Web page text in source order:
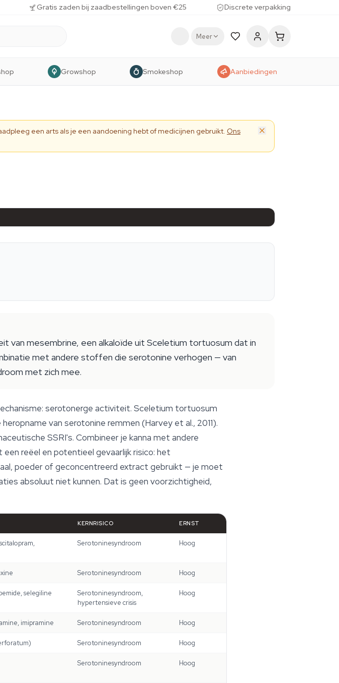
Gratis zaden bij zaadbestellingen boven €25 Discrete verpakking
Meer
Growshop Smokeshop Aanbiedingen
een arts als je een aandoening hebt of medicijnen gebruikt. Ons
van mesembrine, een alkaloïde uit Sceletium tortuosum dat in
met andere stoffen die serotonine verhogen — van
met zich mee.
serotonerge activiteit. Sceletium tortuosum
van serotonine remmen (Harvey et al., 2011).
SSRI's. Combineer je kanna met andere
reëel en potentieel gevaarlijk risico: het
poeder of geconcentreerd extract gebruikt — je moet
absoluut niet kunnen. Dat is geen voorzichtigheid,
KERNRISICO ERNST
Serotoninesyndroom Hoog
Serotoninesyndroom Hoog
selegiline
Serotoninesyndroom,
hypertensieve crisis
Hoog
imipramine Serotoninesyndroom Hoog
Serotoninesyndroom Hoog
Serotoninesyndroom Hoog